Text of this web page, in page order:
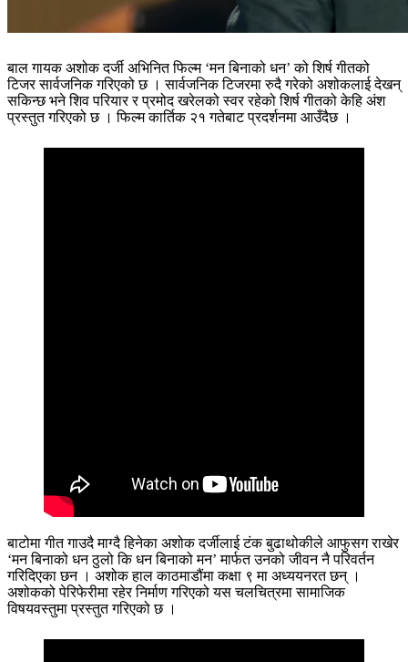
बाल गायक अशोक दर्जी अभिनित फिल्म ‘मन बिनाको धन’ को शिर्ष गीतको
टिजर सार्वजनिक गरिएको छ । सार्वजनिक टिजरमा रुदै गरेको अशोकलाई देखन्
सकिन्छ भने शिव परियार र प्रमोद खरेलको स्वर रहेको शिर्ष गीतको केहि अंश
प्रस्तुत गरिएको छ । फिल्म कार्तिक २१ गतेबाट प्रदर्शनमा आउँदैछ ।
बाटोमा गीत गाउदै माग्दै हिनेका अशोक दर्जीलाई टंक बुढाथोकीले आफुसग राखेर
‘मन बिनाको धन ठुलो कि धन बिनाको मन’ मार्फत उनको जीवन नै परिवर्तन
गरिदिएका छन । अशोक हाल काठमाडौंमा कक्षा ९ मा अध्ययनरत छन् ।
अशोकको पेरिफेरीमा रहेर निर्माण गरिएको यस चलचित्रमा सामाजिक
विषयवस्तुमा प्रस्तुत गरिएको छ ।